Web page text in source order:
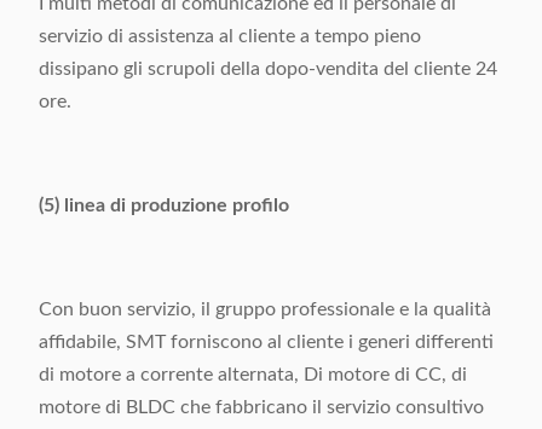
servizio di assistenza al cliente a tempo pieno
dissipano gli scrupoli della dopo-vendita del cliente 24
ore.
(5) linea di produzione profilo
Con buon servizio, il gruppo professionale e la qualità
affidabile, SMT forniscono al cliente i generi differenti
di motore a corrente alternata, Di motore di CC, di
motore di BLDC che fabbricano il servizio consultivo